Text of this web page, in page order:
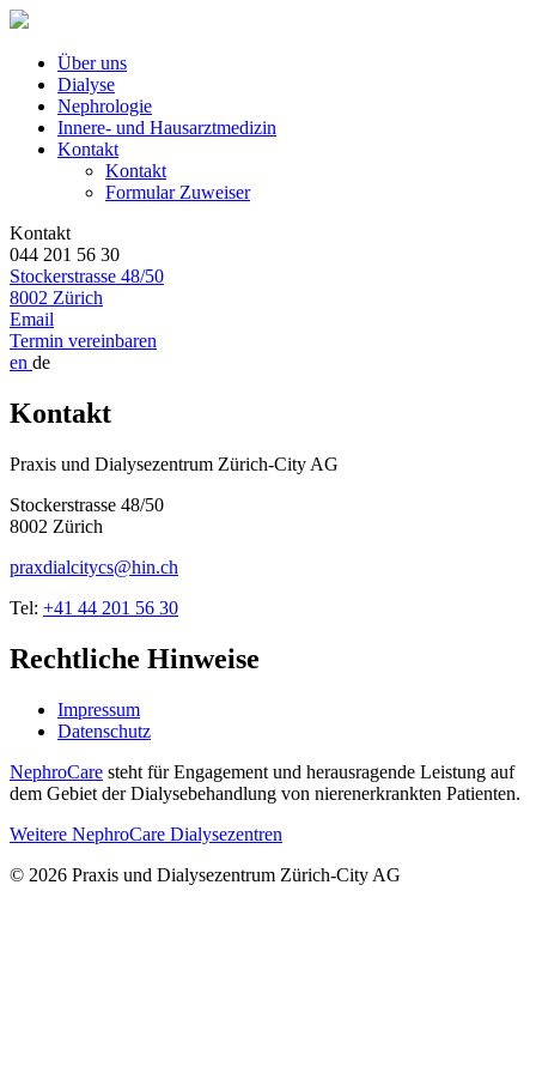
Über uns
Dialyse
Nephrologie
Innere- und Hausarztmedizin
Kontakt
Kontakt
Formular Zuweiser
Kontakt
044 201 56 30
Stockerstrasse 48/50
8002 Zürich
Email
Termin vereinbaren
en de
Kontakt
Praxis und Dialysezentrum Zürich-City AG
Stockerstrasse 48/50
8002 Zürich
praxdialcitycs@hin.ch
Tel: +41 44 201 56 30
Rechtliche Hinweise
Impressum
Datenschutz
NephroCare steht für Engagement und herausragende Leistung auf
dem Gebiet der Dialysebehandlung von nierenerkrankten Patienten.
Weitere NephroCare Dialysezentren
© 2026 Praxis und Dialysezentrum Zürich-City AG